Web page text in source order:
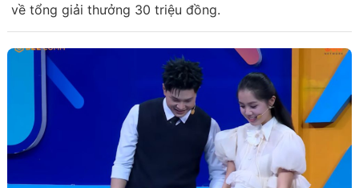
về tổng giải thưởng 30 triệu đồng.